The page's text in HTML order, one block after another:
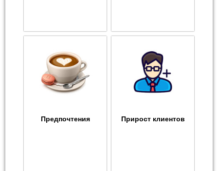
Предпочтения Прирост клиентов